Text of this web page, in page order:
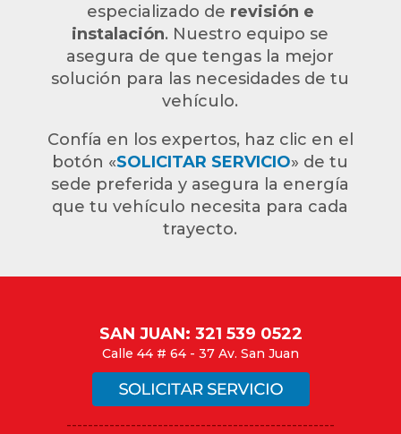
especializado de revisión e
instalación. Nuestro equipo se
asegura de que tengas la mejor
solución para las necesidades de tu
vehículo.
Confía en los expertos, haz clic en el
botón «SOLICITAR SERVICIO» de tu
sede preferida y asegura la energía
que tu vehículo necesita para cada
trayecto.
SAN JUAN: 321 539 0522
Calle 44 # 64 - 37 Av. San Juan
--------------------------------------------------